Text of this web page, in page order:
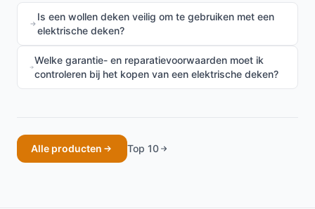
Is een wollen deken veilig om te gebruiken met een
elektrische deken?
Welke garantie- en reparatievoorwaarden moet ik
controleren bij het kopen van een elektrische deken?
Alle producten Top 10